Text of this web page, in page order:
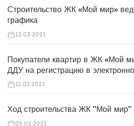
Строительство ЖК «Мой мир»
графика
12.03.2021
Покупатели квартир в ЖК «Мой
ДДУ на регистрацию в
11.02.2021
Ход строительства ЖК "Мой мир"
05.02.2021